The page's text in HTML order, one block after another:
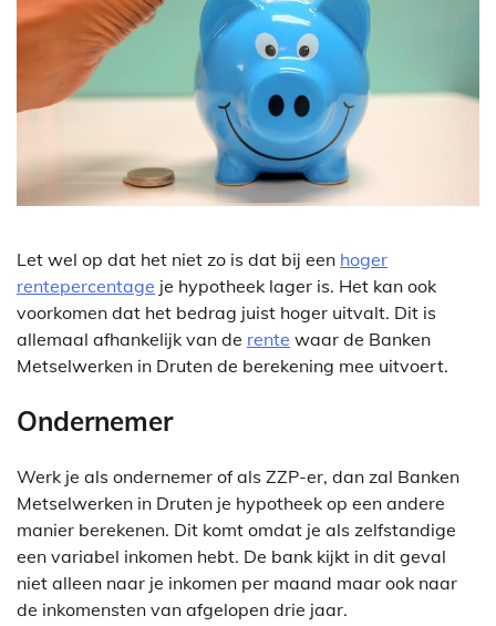
Let wel op dat het niet zo is dat bij een hoger
rentepercentage je hypotheek lager is. Het kan ook
voorkomen dat het bedrag juist hoger uitvalt. Dit is
allemaal afhankelijk van de rente waar de Banken
Metselwerken in Druten de berekening mee uitvoert.
Ondernemer
Werk je als ondernemer of als ZZP-er, dan zal Banken
Metselwerken in Druten je hypotheek op een andere
manier berekenen. Dit komt omdat je als zelfstandige
een variabel inkomen hebt. De bank kijkt in dit geval
niet alleen naar je inkomen per maand maar ook naar
de inkomensten van afgelopen drie jaar.